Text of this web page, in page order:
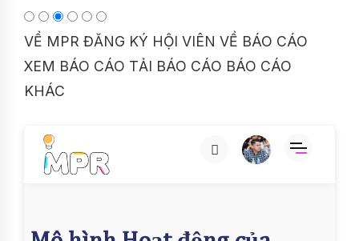
VỀ MPR ĐĂNG KÝ HỘI VIÊN VỀ BÁO CÁO
XEM BÁO CÁO TẢI BÁO CÁO BÁO CÁO
KHÁC